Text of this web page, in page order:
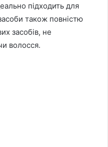
підходить для
також повністю
засобів, не
волосся.